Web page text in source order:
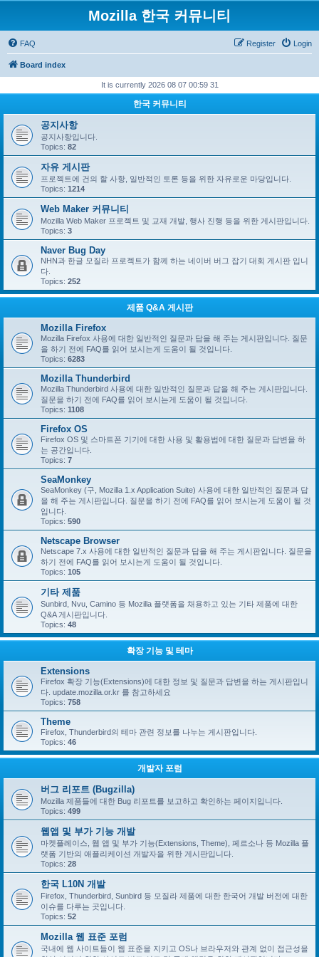
Mozilla 한국 커뮤니티
FAQ Login
Register
Board index
It is currently 2026 08 07 00:59 31
한국 커뮤니티
공지사항
공지사항입니다.
Topics: 82
자유 게시판
프로젝트에 건의 할 사항, 일반적인 토론 등을 위한 자유로운 마당입니다.
Topics: 1214
Web Maker 커뮤니티
Mozilla Web Maker 프로젝트 및 교재 개발, 행사 진행 등을 위한 게시판입니다.
Topics: 3
Naver Bug Day
NHN과 한글 모질라 프로젝트가 함께 하는 네이버 버그 잡기 대회 게시판 입니
다.
Topics: 252
제품 Q&A 게시판
Mozilla Firefox
Mozilla Firefox 사용에 대한 일반적인 질문과 답을 해 주는 게시판입니다. 질문
을 하기 전에 FAQ를 읽어 보시는게 도움이 될 것입니다.
Topics: 6283
Mozilla Thunderbird
Mozilla Thunderbird 사용에 대한 일반적인 질문과 답을 해 주는 게시판입니다.
질문을 하기 전에 FAQ를 읽어 보시는게 도움이 될 것입니다.
Topics: 1108
Firefox OS
Firefox OS 및 스마트폰 기기에 대한 사용 및 활용법에 대한 질문과 답변을 하
는 공간입니다.
Topics: 7
SeaMonkey
SeaMonkey (구, Mozilla 1.x Application Suite) 사용에 대한 일반적인 질문과 답
을 해 주는 게시판입니다. 질문을 하기 전에 FAQ를 읽어 보시는게 도움이 될 것
입니다.
Topics: 590
Netscape Browser
Netscape 7.x 사용에 대한 일반적인 질문과 답을 해 주는 게시판입니다. 질문을
하기 전에 FAQ를 읽어 보시는게 도움이 될 것입니다.
Topics: 105
기타 제품
Sunbird, Nvu, Camino 등 Mozilla 플랫폼을 채용하고 있는 기타 제품에 대한
Q&A 게시판입니다.
Topics: 48
확장 기능 및 테마
Extensions
Firefox 확장 기능(Extensions)에 대한 정보 및 질문과 답변을 하는 게시판입니
다. update.mozilla.or.kr 를 참고하세요
Topics: 758
Theme
Firefox, Thunderbird의 테마 관련 정보를 나누는 게시판입니다.
Topics: 46
개발자 포럼
버그 리포트 (Bugzilla)
Mozilla 제품들에 대한 Bug 리포트를 보고하고 확인하는 페이지입니다.
Topics: 499
웹앱 및 부가 기능 개발
마켓플레이스, 웹 앱 및 부가 기능(Extensions, Theme), 페르소나 등 Mozilla 플
랫폼 기반의 애플리케이션 개발자을 위한 게시판입니다.
Topics: 28
한국 L10N 개발
Firefox, Thunderbird, Sunbird 등 모질라 제품에 대한 한국어 개발 버전에 대한
이슈를 다루는 곳입니다.
Topics: 52
Mozilla 웹 표준 포럼
국내에 웹 사이트들이 웹 표준을 지키고 OS나 브라우저와 관계 없이 접근성을